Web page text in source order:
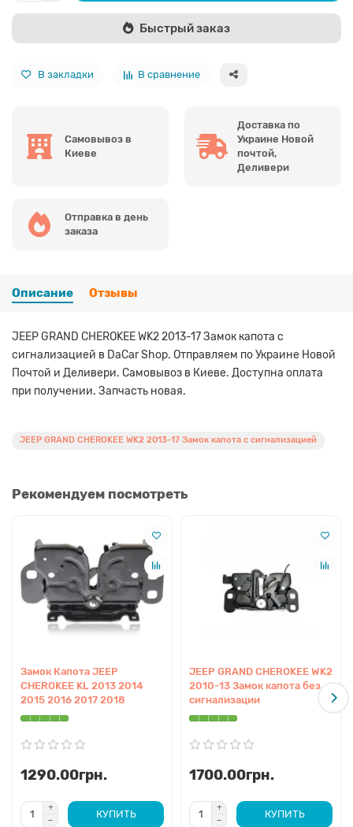
Быстрый заказ
В закладки В сравнение
Самовывоз в
Киеве
Доставка по
Украине Новой
почтой,
Деливери
Отправка в день
заказа
Описание Отзывы
JEEP GRAND CHEROKEE WK2 2013-17 Замок капота с
сигнализацией в DaCar Shop. Отправляем по Украине Новой
Почтой и Деливери. Самовывоз в Киеве. Доступна оплата
при получении. Запчасть новая.
JEEP GRAND CHEROKEE WK2 2013-17 Замок капота с сигнализацией
Рекомендуем посмотреть
Замок Капота JEEP
CHEROKEE KL 2013 2014
2015 2016 2017 2018
1290.00грн.
КУПИТЬ
JEEP GRAND CHEROKEE WK2
2010-13 Замок капота без
сигнализации
1700.00грн.
КУПИТЬ